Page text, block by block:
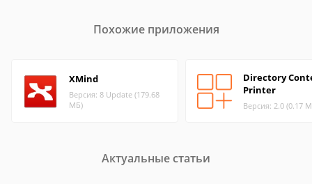
Похожие приложения
XMind
Версия: 8 Update (179.68
МБ)
Directory
Printer
Версия: 2.0 (0.17
Актуальные статьи